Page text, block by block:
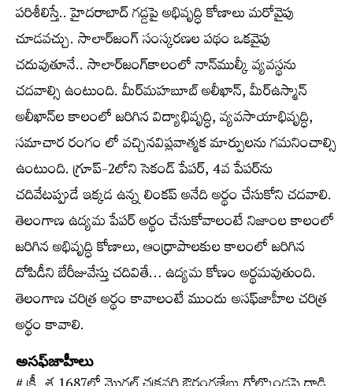
పరిశీలిస్తే.. హైదరాబాద్‌ గడ్డపై అభివృద్ధి కోణాలు మరోవైపు
చూడవచ్చు. సాలార్‌జంగ్‌ సంస్కరణల పథం ఒకవైపు
చదువుతూనే.. సాలార్‌జంగ్‌కాలంలో నాన్‌ముల్కీ వ్యవస్థను
చదవాల్సి ఉంటుంది. మీర్‌మహబూబ్‌ అలీఖాన్‌, మీర్‌ఉస్మాన్‌
అలీఖాన్‌ల కాలంలో జరిగిన విద్యాభివృద్ధి, వ్యవసాయాభివృద్ధి,
సమాచార రంగం లో వచ్చినవిప్లవాత్మక మార్పులను గమనించాల్సి
ఉంటుంది. గ్రూప్‌-2లోని సెకండ్‌ పేపర్‌, 4వ పేపర్‌ను
చదివేటప్పుడే ఇక్కడ ఉన్న లింకప్‌ అనేది అర్థం చేసుకోని చదవాలి.
తెలంగాణ ఉద్యమ పేపర్‌ అర్థం చేసుకోవాలంటే నిజాంల కాలంలో
జరిగిన అభివృద్ధి కోణాలు, ఆంధ్రాపాలకుల కాలంలో జరిగిన
దోపిడీని బేరీజువేస్తు చదివితే… ఉద్యమ కోణం అర్థమవుతుంది.
తెలంగాణ చరిత్ర అర్థం కావాలంటే ముందు అసఫ్‌జాహీల చరిత్ర
అర్థం కావాలి.
అసఫ్‌జాహీలు